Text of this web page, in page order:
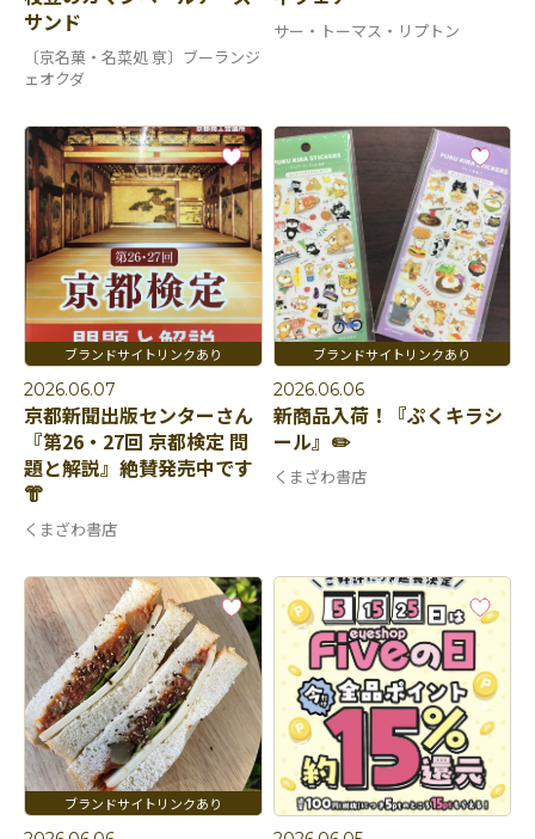
サンド
〔京名菓・名菜処 亰〕ブーランジ
ェオクダ
サー・トーマス・リプトン
2026.06.07
京都新聞出版センターさん
『第26・27回 京都検定 問
題と解説』絶賛発売中です
👘
くまざわ書店
2026.06.06
新商品入荷！『ぷくキラシ
ール』✏️
くまざわ書店